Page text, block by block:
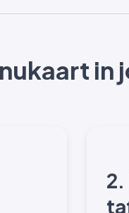
in
2.